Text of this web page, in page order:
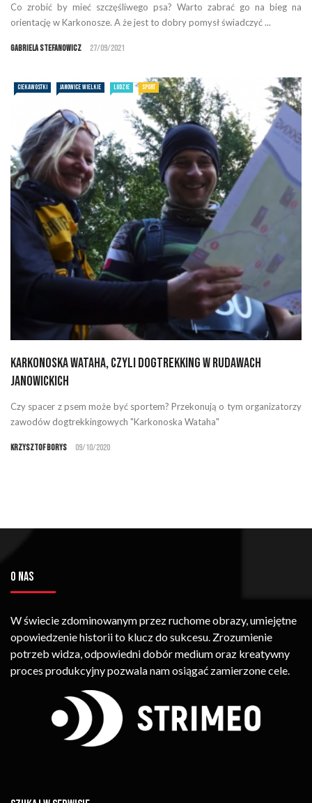
Co zrobić by mieć szczęśliwego psa? Warto zabrać go na bieg na
orientację w Karkonosze. A że jest to dobry pomysł świadczyć ...
Gabriela Stefanowicz 27/09/2021
CIEKAWOSTKI JANOWICE WIELKIE LUDZIE SPORT
Karkonoska Wataha, czyli dogtrekking w Rudawach
Janowickich
Czy spacer z psem może być sportem? Przekonują o tym organizatorzy
zawodów dogtrekkingowych "Karkonoska Wataha"
Krzysztof Borys 09/10/2020
O NAS
W świecie zdominowanym przez ruchome obrazy, umiejętne
opowiedzenie historii to klucz do sukcesu. Zrozumienie
potrzeb widza, odpowiedni dobór medium oraz kreatywny
proces produkcyjny pozwala nam osiągać zamierzone cele.